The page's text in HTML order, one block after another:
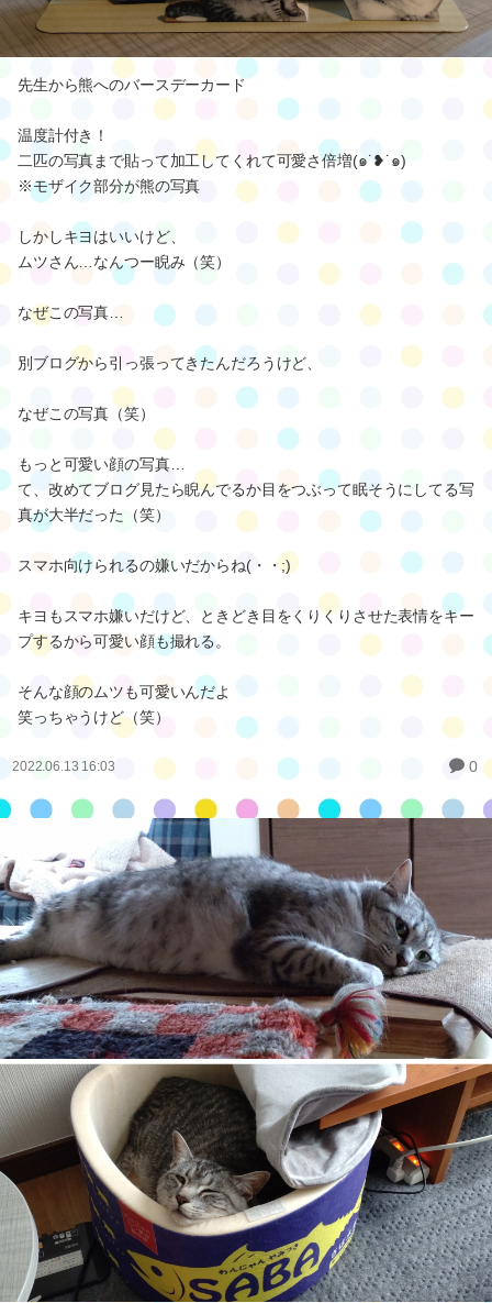
先生から熊へのバースデーカード
温度計付き！
二匹の写真まで貼って加工してくれて可愛さ倍増(๑˙❥˙๑)
※モザイク部分が熊の写真
しかしキヨはいいけど、
ムツさん…なんつー睨み（笑）
なぜこの写真…
別ブログから引っ張ってきたんだろうけど、
なぜこの写真（笑）
もっと可愛い顔の写真…
て、改めてブログ見たら睨んでるか目をつぶって眠そうにしてる写
真が大半だった（笑）
スマホ向けられるの嫌いだからね(・・;)
キヨもスマホ嫌いだけど、ときどき目をくりくりさせた表情をキー
プするから可愛い顔も撮れる。
そんな顔のムツも可愛いんだよ
笑っちゃうけど（笑）
2022.06.13 16:03 0